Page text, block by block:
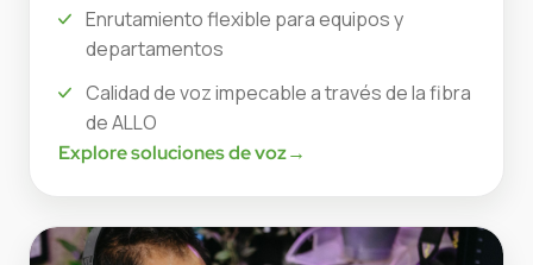
Enrutamiento flexible para equipos y
departamentos
Calidad de voz impecable a través de la fibra
de ALLO
Explore soluciones de voz→